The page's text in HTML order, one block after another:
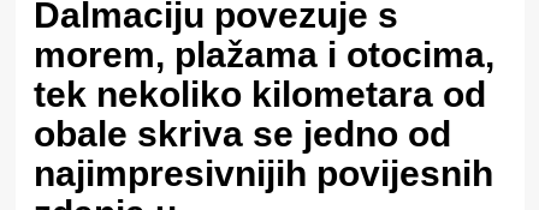
Dalmaciju povezuje s
morem, plažama i otocima,
tek nekoliko kilometara od
obale skriva se jedno od
najimpresivnijih povijesnih